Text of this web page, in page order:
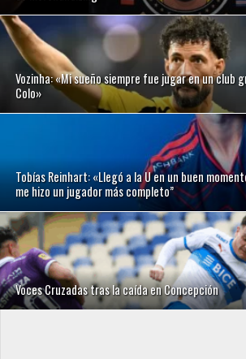
Vozinha: «Mi sueño siempre fue jugar en un club
Colo»
Tobías Reinhart: «Llegó a la U en un buen
me hizo un jugador más completo”
Voces Cruzadas tras la caída en Concepción